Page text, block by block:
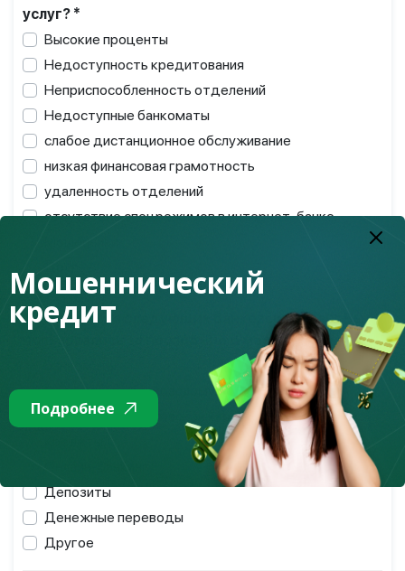
услуг? *
Высокие проценты
Недоступность кредитования
Неприспособленность отделений
Недоступные банкоматы
слабое дистанционное обслуживание
низкая финансовая грамотность
удаленность отделений
отсутствие спецрежимов в интернет-банке
11 : Какими из следующих банковских услуг Вы
пользовались за последние 6 месяцев? *
Операции по банковскому счету
Операции по банковской карте
Депозиты
Денежные переводы
Другое
Мошеннический
кредит
Подробнее